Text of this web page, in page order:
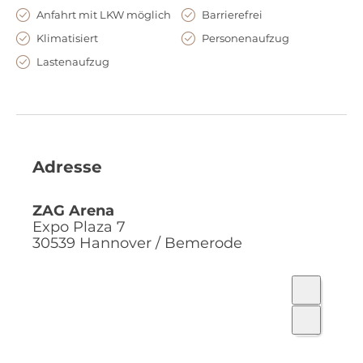
Anfahrt mit LKW möglich
Barrierefrei
Klimatisiert
Personenaufzug
Lastenaufzug
Adresse
ZAG Arena
Expo Plaza 7
30539 Hannover / Bemerode